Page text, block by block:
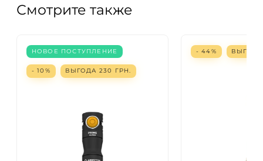
Смотрите также
НОВОЕ ПОСТУПЛЕНИЕ
- 10% ВЫГОДА 230 ГРН.
- 44%